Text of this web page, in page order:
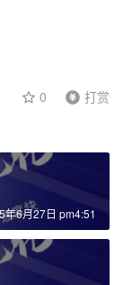
0 打赏
年6月27日 pm4:51